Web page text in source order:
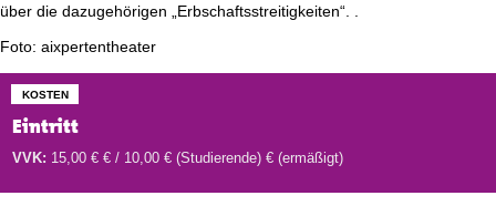
über die dazugehörigen „Erbschaftsstreitigkeiten“. .
Foto: aixpertentheater
KOSTEN
Eintritt
VVK: 15,00 € € / 10,00 € (Studierende) € (ermäßigt)